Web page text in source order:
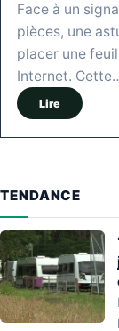
Face à un
pièces, une
placer une
Internet.
Lire
TENDANCE